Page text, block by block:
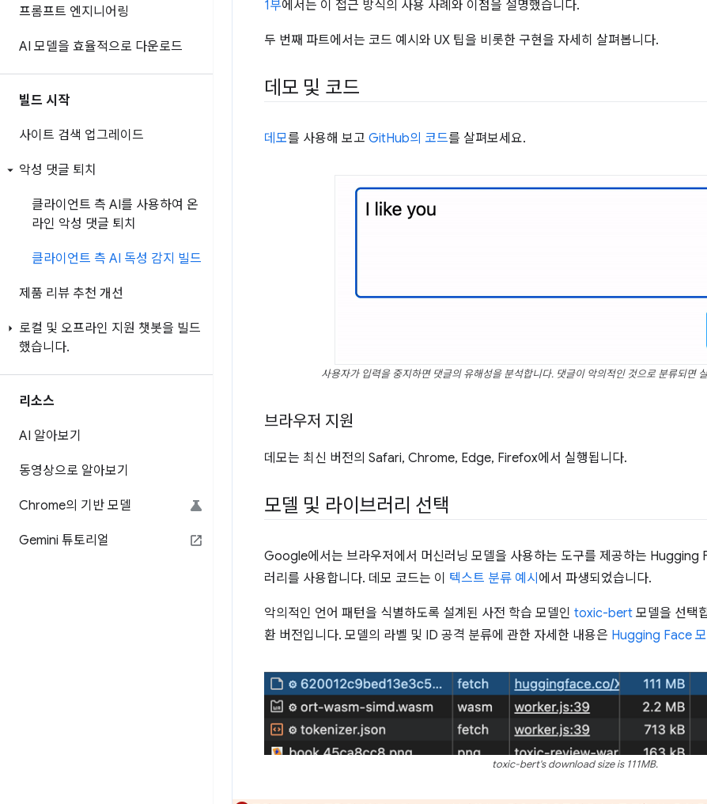
프롬프트 엔지니어링
AI 모델을 효율적으로 다운로드
빌드 시작
사이트 검색 업그레이드
악성 댓글 퇴치
클라이언트 측 AI를 사용하여 온
라인 악성 댓글 퇴치
클라이언트 측 AI 독성 감지 빌드
제품 리뷰 추천 개선
로컬 및 오프라인 지원 챗봇을 빌드
했습니다.
리소스
AI 알아보기
동영상으로 알아보기
Chrome의 기반 모델
Gemini 튜토리얼
1부에서는 이 접근 방식의 사용 사례와 이점을 설명했습니다.
두 번째 파트에서는 코드 예시와 UX 팁을 비롯한 구현을 자세히 살펴봅니다.
데모 및 코드
데모를 사용해 보고 GitHub의 코드를 살펴보세요.
사용자가 입력을 중지하면 댓글의 유해성을 분석합니다. 댓글이 악의적인 것으로 분류되면
브라우저 지원
데모는 최신 버전의 Safari, Chrome, Edge, Firefox에서 실행됩니다.
모델 및 라이브러리 선택
Google에서는 브라우저에서 머신러닝 모델을 사용하는 도구를 제공하는 Hugging
러리를 사용합니다. 데모 코드는 이 텍스트 분류 예시 에서 파생되었습니다.
악의적인 언어 패턴을 식별하도록 설계된 사전 학습 모델인 toxic-bert 모델을 선택
환 버전입니다. 모델의 라벨 및 ID 공격 분류에 관한 자세한 내용은 Hugging Face 모
toxic-bert's download size is 111MB.